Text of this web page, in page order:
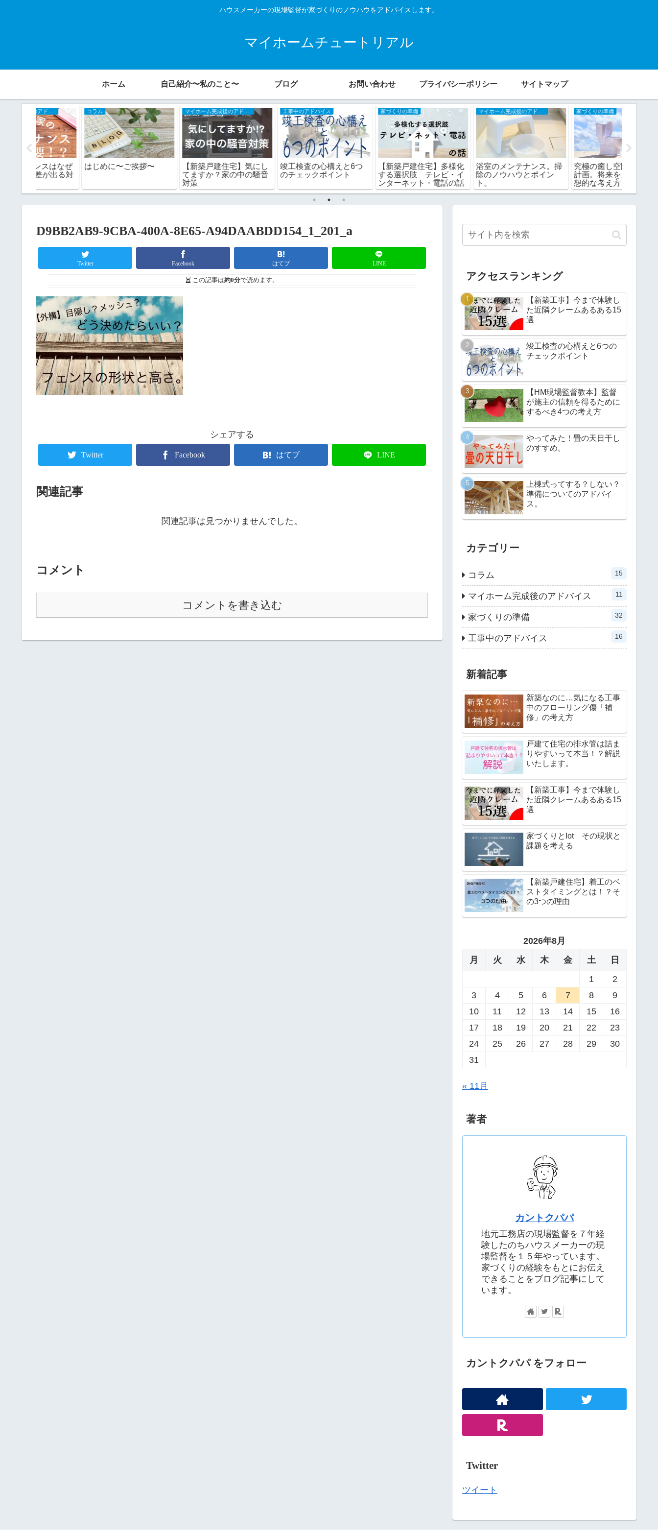
ハウスメーカーの現場監督が家づくりのノウハウをアドバイスします。
マイホームチュートリアル
ホーム 自己紹介〜私のこと〜 ブログ お問い合わせ プライバシーポリシー サイトマップ
コラム
はじめに〜ご挨拶〜
マイホーム完成後のアドバイス
【新築戸建住宅】気にし
てますか？家の中の騒音
工事中のアドバイス
竣工検査の心構えと6つ
のチェックポイント
【新築戸建住宅】多様化
する選択肢 テレビ・イ
ンターネット・電話の話
マイホーム完成後のアドバイス
浴室のメンテナンス。掃
除のノウハウとポイン
ト。
家づくりの準備
究極の癒し空間トイレの
計画。将来を見据えた理
想的な考え方とは。
D9BB2AB9-9CBA-400A-8E65-A94DAABDD154_1_201_a
Twitter Facebook はてブ LINE
この記事は約0分で読めます。
シェアする
Twitter Facebook はてブ LINE
関連記事
関連記事は見つかりませんでした。
コメント
コメントを書き込む
アクセスランキング
【新築工事】今まで体験し
た近隣クレームあるある15
選
竣工検査の心構えと6つの
チェックポイント
【HM現場監督教本】監督
が施主の信頼を得るために
するべき4つの考え方
やってみた！畳の天日干し
のすすめ。
上棟式ってする？しない？
準備についてのアドバイ
ス。
カテゴリー
コラム 15
マイホーム完成後のアドバイス 11
家づくりの準備 32
工事中のアドバイス 16
新着記事
新築なのに…気になる工事
中のフローリング傷「補
修」の考え方
戸建て住宅の排水管は詰ま
りやすいって本当！？解説
いたします。
【新築工事】今まで体験し
た近隣クレームあるある15
選
家づくりとIot その現状と
課題を考える
【新築戸建住宅】着工のベ
ストタイミングとは！？そ
の3つの理由
2026年8月
月
火 水 木 金 土
日
1
2
3
4 5 6 7 8
9
10
11 12 13 14 15
16
17
18 19 20 21 22
23
24
25 26 27 28 29
30
31
« 11月
著者
カントクパパ
地元工務店の現場監督を７年経
験したのちハウスメーカーの現
場監督を１５年やっています。
家づくりの経験をもとにお伝え
できることをブログ記事にして
います。
カントクパパ をフォロー
Twitter
ツイート